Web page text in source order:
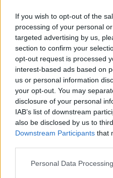
If you wish to opt-out of the
processing of your personal
targeted advertising by us,
section to confirm your
opt-out request is processed
interest-based ads based on
us or personal information
your opt-out. You may
disclosure of your personal
IAB’s list of downstream
also be disclosed by us to
Downstream Participants that
Personal Data
chorobami zakaźnymi.
poddać się leczeniu,
czy innąchorobę zakaźną
Mazurach u
odra, dlatego zostali
pod tym względem